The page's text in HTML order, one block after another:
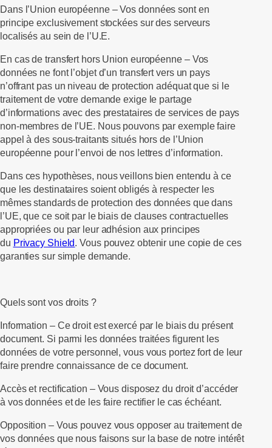
Dans l’Union européenne –Vos données sont en
principe exclusivement stockées sur des serveurs
localisés au sein de l’U.E.
En cas de transfert hors Union européenne– Vos
données ne font l’objet d’un transfert vers un pays
n’offrant pas un niveau de protection adéquat que si le
traitement de votre demande exige le partage
d’informations avec des prestataires de services de pays
non-membres de l’UE. Nous pouvons par exemple faire
appel à des sous-traitants situés hors de l’Union
européenne pour l’envoi de nos lettres d’information.
Dans ces hypothèses, nous veillons bien entendu à ce
que les destinataires soient obligés à respecter les
mêmes standards de protection des données que dans
l’UE, que ce soit par le biais de clauses contractuelles
appropriées ou par leur adhésion aux principes
du Privacy Shield. Vous pouvez obtenir une copie de ces
garanties sur simple demande.
Quels sont vos droits ?
Information – Ce droit est exercé par le biais du présent
document. Si parmi les données traitées figurent les
données de votre personnel, vous vous portez fort de leur
faire prendre connaissance de ce document.
Accès et rectification –Vous disposez du droit d’accéder
à vos données et de les faire rectifier le cas échéant.
Opposition –Vous pouvez vous opposer au traitement de
vos données que nous faisons sur la base de notre intérêt